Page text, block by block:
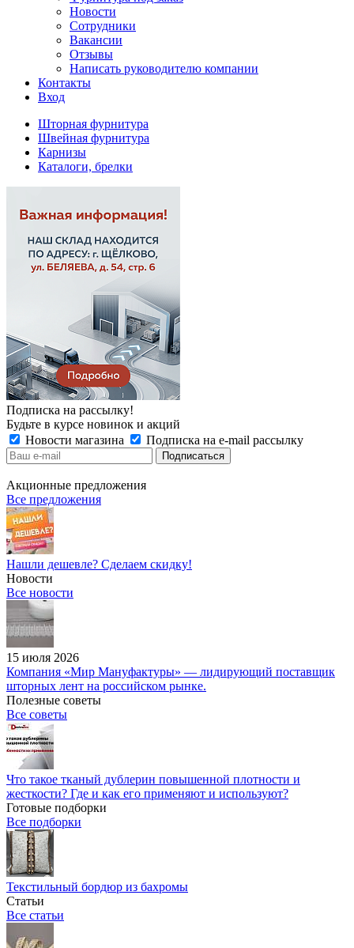
Новости
Сотрудники
Вакансии
Отзывы
Написать руководителю компании
Контакты
Вход
Шторная фурнитура
Швейная фурнитура
Карнизы
Каталоги, брелки
Подписка на рассылку!
Будьте в курсе новинок и акций
Новости магазина
Подписка на e-mail рассылку
Акционные предложения
Все предложения
Нашли дешевле? Сделаем скидку!
Новости
Все новости
15 июля 2026
Компания «Мир Мануфактуры» — лидирующий поставщик
шторных лент на российском рынке.
Полезные советы
Все советы
Что такое тканый дублерин повышенной плотности и
жесткости? Где и как его применяют и используют?
Готовые подборки
Все подборки
Текстильный бордюр из бахромы
Статьи
Все статьи